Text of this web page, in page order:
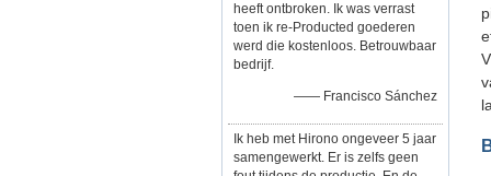
heeft ontbroken. Ik was verrast
toen ik re-Producted goederen
werd die kostenloos. Betrouwbaar
bedrijf.
—— Francisco Sánchez
Ik heb met Hirono ongeveer 5 jaar
samengewerkt. Er is zelfs geen